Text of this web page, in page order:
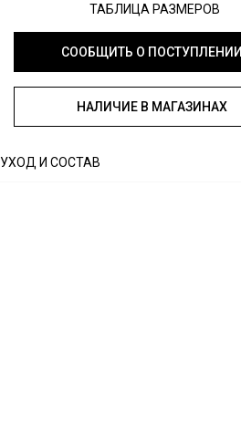
ТАБЛИЦА РАЗМЕРОВ
СООБЩИТЬ О ПОСТУПЛЕНИИ
НАЛИЧИЕ В МАГАЗИНАХ
УХОД И СОСТАВ